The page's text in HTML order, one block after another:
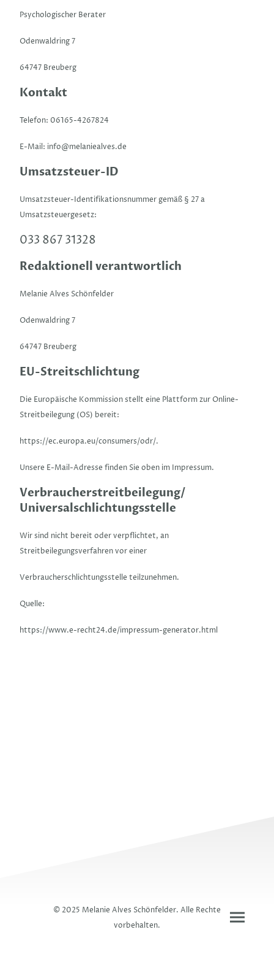
Psychologischer Berater
Odenwaldring 7
64747 Breuberg
Kontakt
Telefon: 06165-4267824
E-Mail: info@melaniealves.de
Umsatzsteuer-ID
Umsatzsteuer-Identifikationsnummer gemäß § 27 a
Umsatzsteuergesetz:
033 867 31328
Redaktionell verantwortlich
Melanie Alves Schönfelder
Odenwaldring 7
64747 Breuberg
EU-Streitschlichtung
Die Europäische Kommission stellt eine Plattform zur Online-
Streitbeilegung (OS) bereit:
https://ec.europa.eu/consumers/odr/.
Unsere E-Mail-Adresse finden Sie oben im Impressum.
Verbraucherstreitbeilegung/
Universalschlichtungsstelle
Wir sind nicht bereit oder verpflichtet, an
Streitbeilegungsverfahren vor einer
Verbraucherschlichtungsstelle teilzunehmen.
Quelle:
https://www.e-recht24.de/impressum-generator.html
© 2025 Melanie Alves Schönfelder. Alle Rechte
vorbehalten.